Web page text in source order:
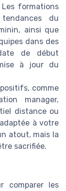
Les formations
du
ainsi que
dans des
de début
à jour du
comme
manager,
distance ou
à votre
atout, mais la
sacrifiée.
comparer les